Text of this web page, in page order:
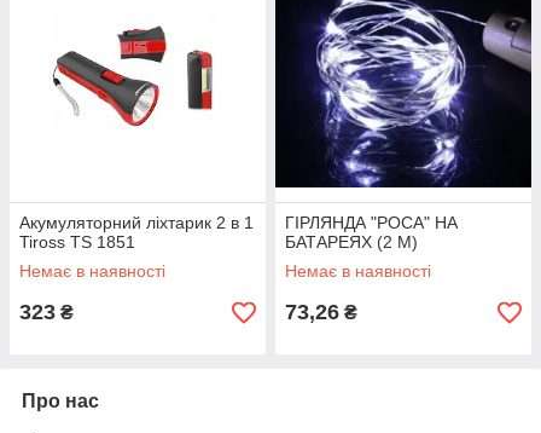
Акумуляторний ліхтарик 2 в 1
Tiross TS 1851
Немає в наявності
323 ₴
ГІРЛЯНДА "РОСА" НА
БАТАРЕЯХ (2 М)
Немає в наявності
73,26 ₴
Про нас